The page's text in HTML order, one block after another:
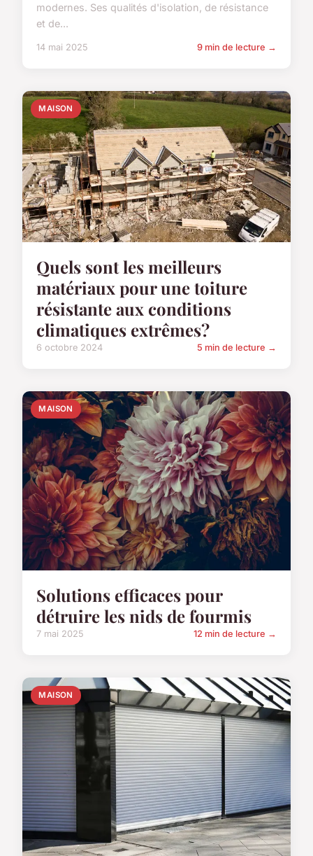
modernes. Ses qualités d'isolation, de résistance
et de...
14 mai 2025 9 min de lecture →
MAISON
Quels sont les meilleurs
matériaux pour une toiture
résistante aux conditions
climatiques extrêmes?
6 octobre 2024 5 min de lecture →
MAISON
Solutions efficaces pour
détruire les nids de fourmis
7 mai 2025 12 min de lecture →
MAISON